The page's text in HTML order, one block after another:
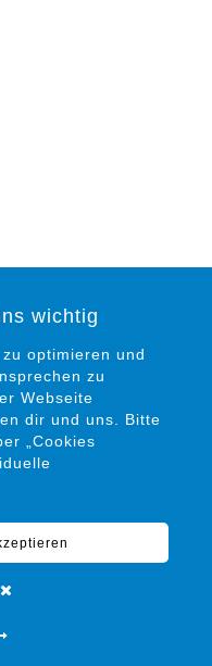
und Kriminalität in
wichtig
optimieren und
zu
Webseite
dir und uns. Bitte
„Cookies